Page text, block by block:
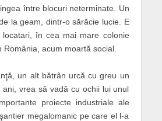
între blocuri neterminate. Un
la geam, dintr-o sărăcie lucie. E
locatari, în cea mai mare colonie
România, acum moartă social.
un alt bătrân urcă cu greu un
vrea să vadă cu ochii lui unul
proiecte industriale ale
megalomanic pe care el l-a